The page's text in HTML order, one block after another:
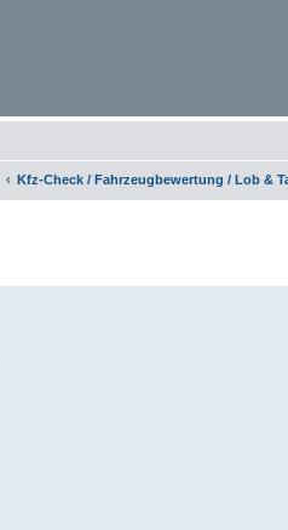
Kfz-Check / Fahrzeugbewertung / Lob &